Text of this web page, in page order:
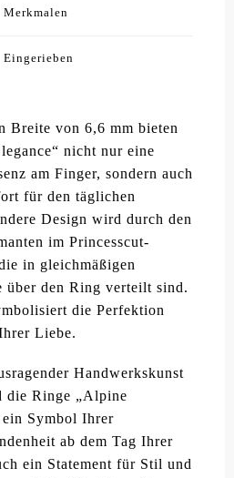
Merkmalen
Eingerieben
Breite von 6,6 mm bieten
nicht nur eine
am Finger, sondern auch
für den täglichen
Design wird durch den
im Princesscut-
in gleichmäßigen
über den Ring verteilt sind.
die Perfektion
Liebe.
Handwerkskunst
die Ringe „Alpine
Symbol Ihrer
ab dem Tag Ihrer
ein Statement für Stil und